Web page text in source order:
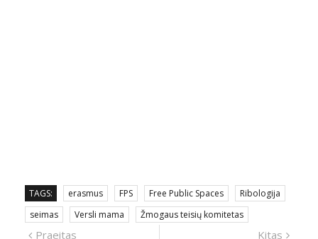
TAGS: erasmus FPS Free Public Spaces
Ribologija
seimas
Versli mama Žmogaus teisių komitetas
Praeitas Kitas